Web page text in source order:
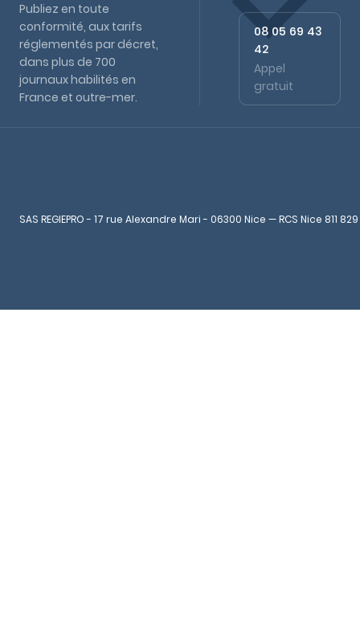
Publiez en toute
conformité, aux tarifs
réglementés par décret,
dans plus de 700
journaux habilités en
France et outre-mer.
08 05 69 43
42
Appel
gratuit
SAS REGIEPRO - 17 rue Alexandre Mari - 06300 Nice — RCS Nice 811